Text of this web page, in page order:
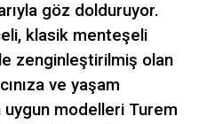
göz dolduruyor.
klasik menteşeli
zenginleştirilmiş olan
ve yaşam
uygun modelleri Turem